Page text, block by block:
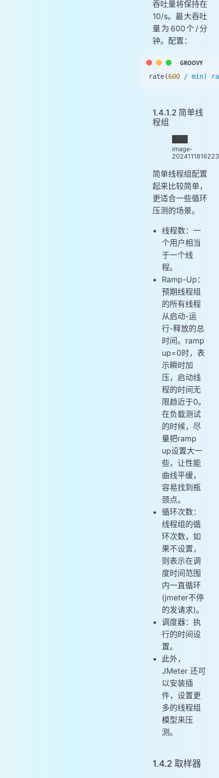
吞吐量将保持在
10/s。最大吞吐
量为600个/分
钟。配置：
rate(600 / min)
1.4.1.2 简单线
程组
image-
简单线程组配置
起来比较简单，
更适合一些循环
压测的场景。
线程数：一
个用户相当
于一个线
程。
Ramp-Up：
预期线程组
的所有线程
从启动-运
行-释放的总
时间。ramp
up=0时，表
示瞬时加
压，启动线
程的时间无
限趋近于0。
在负载测试
的时候，尽
量把ramp
up设置大一
些，让性能
曲线平缓，
容易找到瓶
颈点。
循环次数：
线程组的循
环次数，如
果不设置，
则表示在调
度时间范围
内一直循环
(jmeter不停
的发请求)。
调度器：执
行的时间设
置。
此外，
JMeter 还可
以安装插
件，设置更
多的线程组
模型来压
测。
1.4.2 取样器